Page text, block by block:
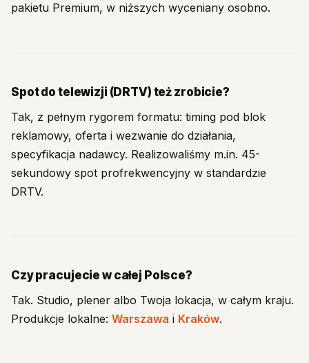
pakietu Premium, w niższych wyceniany osobno.
Spot do telewizji (DRTV) też zrobicie?
Tak, z pełnym rygorem formatu: timing pod blok
reklamowy, oferta i wezwanie do działania,
specyfikacja nadawcy. Realizowaliśmy m.in. 45-
sekundowy spot profrekwencyjny w standardzie
DRTV.
Czy pracujecie w całej Polsce?
Tak. Studio, plener albo Twoja lokacja, w całym kraju.
Produkcje lokalne: Warszawa i Kraków.